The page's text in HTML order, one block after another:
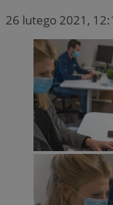
26 lutego 2021,